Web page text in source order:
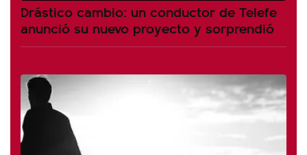
Drástico cambio: un conductor de Telefe
anunció su nuevo proyecto y sorprendió